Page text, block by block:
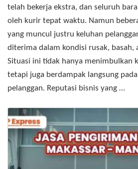
telah bekerja ekstra, dan seluruh
oleh kurir tepat waktu. Namun
yang muncul justru keluhan
diterima dalam kondisi rusak, basah,
Situasi ini tidak hanya menimbulkan
tetapi juga berdampak langsung
pelanggan. Reputasi bisnis yang …